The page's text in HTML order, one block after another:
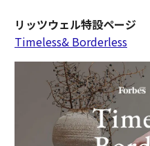
リッツウェル特設ページ
Timeless& Borderless